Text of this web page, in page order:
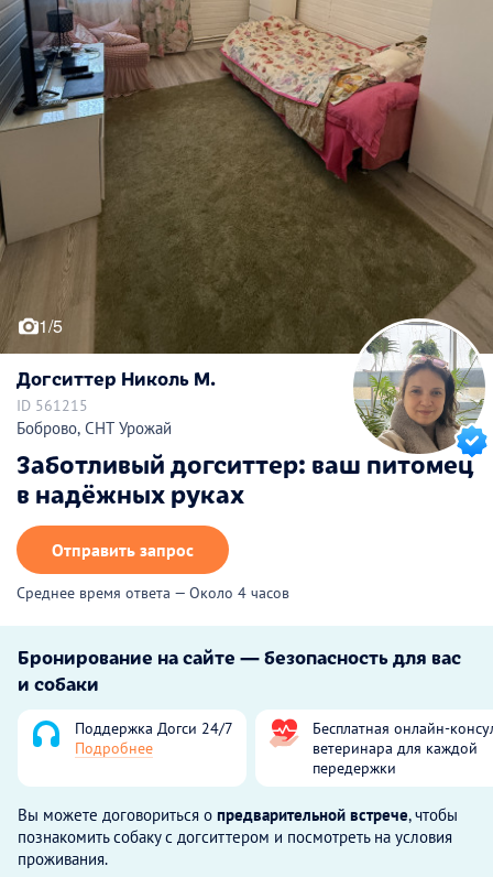
1/5
Догситтер Николь М.
ID 561215
Боброво, СНТ Урожай
Заботливый догситтер: ваш питомец
в надёжных руках
Отправить запрос
Среднее время ответа — Около 4 часов
Бронирование на сайте — безопасность для вас
и собаки
Поддержка Догси 24/7
Подробнее
Бесплатная онлайн-
ветеринара для каждой
передержки
Вы можете договориться о предварительной встрече, чтобы
познакомить собаку с догситтером и посмотреть на условия
проживания.